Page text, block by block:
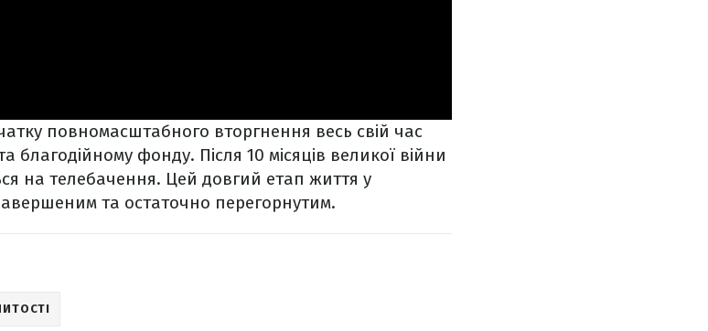
повномасштабного вторгнення весь свій час
благодійному фонду. Після 10 місяців великої війни
на телебачення. Цей довгий етап життя у
та остаточно перегорнутим.